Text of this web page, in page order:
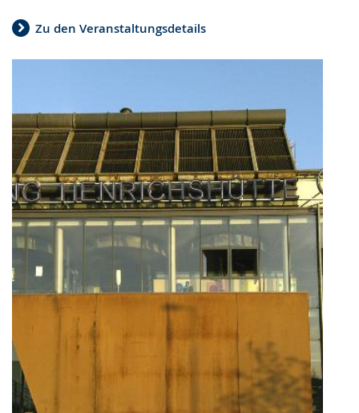
Zu den Veranstaltungsdetails